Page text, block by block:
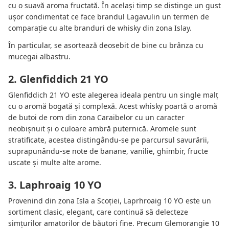
cu o suavă aroma fructată. În același timp se distinge un gust
ușor condimentat ce face brandul Lagavulin un termen de
comparație cu alte branduri de whisky din zona Islay.
În particular, se asortează deosebit de bine cu brânza cu
mucegai albastru.
2. Glenfiddich 21 YO
Glenfiddich 21 YO este alegerea ideala pentru un single malț
cu o aromă bogată și complexă. Acest whisky poartă o aromă
de butoi de rom din zona Caraibelor cu un caracter
neobișnuit și o culoare ambră puternică. Aromele sunt
stratificate, acestea distingându-se pe parcursul savurării,
suprapunându-se note de banane, vanilie, ghimbir, fructe
uscate și multe alte arome.
3. Laphroaig 10 YO
Provenind din zona Isla a Scoției, Laprhroaig 10 YO este un
sortiment clasic, elegant, care continuă să delecteze
simțurilor amatorilor de băutori fine. Precum Glemorangie 10